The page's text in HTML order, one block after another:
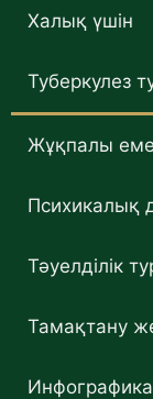
Халық үшін
Туберкулез
Жұқпалы
Психикалық
Тәуелділік
Тамақтану